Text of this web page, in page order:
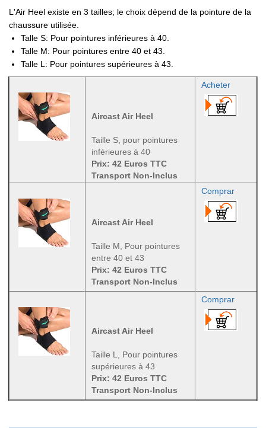
L'Air Heel existe en 3 tailles; le choix dépend de la pointure de la
chaussure utilisée.
Talle S: Pour pointures inférieures à 40.
Talle M: Pour pointures entre 40 et 43.
Talle L: Pour pointures supérieures à 43.
Aircast Air Heel
Taille S, pour pointures
inférieures à 40
Prix: 42 Euros TTC
Transport Non-Inclus
Acheter
Aircast Air Heel
Taille M, Pour pointures
entre 40 et 43
Prix: 42 Euros TTC
Transport Non-Inclus
Comprar
Aircast Air Heel
Taille L, Pour pointures
supérieures à 43
Prix: 42 Euros TTC
Transport Non-Inclus
Comprar